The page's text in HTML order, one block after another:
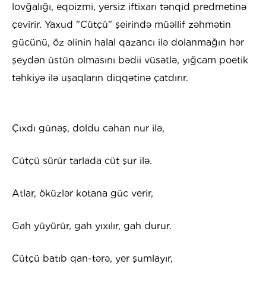
lovğalığı, eqoizmi, yersiz iftixarı tənqid predmetinə
çevirir. Yaxud "Cütçü" şeirində müəllif zəhmətin
gücünü, öz əlinin halal qazancı ilə dolanmağın hər
şeydən üstün olmasını bədii vüsətlə, yığcam poetik
təhkiyə ilə uşaqların diqqətinə çatdırır.
Çıxdı günəş, doldu cəhan nur ilə,
Cütçü sürür tarlada cüt şur ilə.
Atlar, öküzlər kotana güc verir,
Gah yüyürür, gah yıxılır, gah durur.
Cütçü batıb qan-tərə, yer şumlayır,